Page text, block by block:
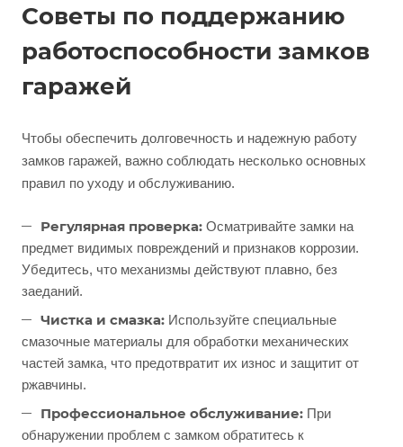
Советы по поддержанию
работоспособности замков
гаражей
Чтобы обеспечить долговечность и надежную работу
замков гаражей, важно соблюдать несколько основных
правил по уходу и обслуживанию.
Регулярная проверка: Осматривайте замки на
предмет видимых повреждений и признаков коррозии.
Убедитесь, что механизмы действуют плавно, без
заеданий.
Чистка и смазка: Используйте специальные
смазочные материалы для обработки механических
частей замка, что предотвратит их износ и защитит от
ржавчины.
Профессиональное обслуживание: При
обнаружении проблем с замком обратитесь к